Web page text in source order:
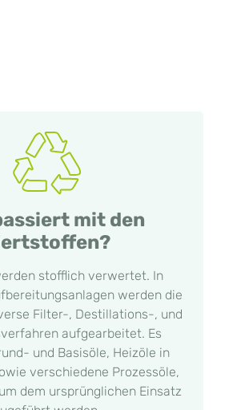
mit den
stofflich verwertet. In
werden die
Filter-, Destillations-, und
aufgearbeitet. Es
und Basisöle, Heizöle in
verschiedene Prozessöle,
dem ursprünglichen Einsatz